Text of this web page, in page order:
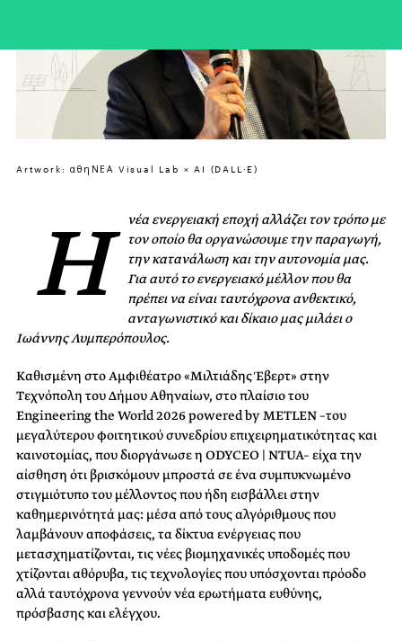
Artwork: αθηΝΕΑ Visual Lab × AI (DALL·E)
Η
νέα ενεργειακή εποχή αλλάζει τον τρόπο με
τον οποίο θα οργανώσουμε την παραγωγή,
την κατανάλωση και την αυτονομία μας.
Για αυτό το ενεργειακό μέλλον που θα
πρέπει να είναι ταυτόχρονα ανθεκτικό,
ανταγωνιστικό και δίκαιο μας μιλάει ο
Ιωάννης Λυμπερόπουλος.
Καθισμένη στο Αμφιθέατρο «Μιλτιάδης Έβερτ» στην
Τεχνόπολη του Δήμου Αθηναίων, στο πλαίσιο του
Engineering the World 2026 powered by METLEN –του
μεγαλύτερου φοιτητικού συνεδρίου επιχειρηματικότητας και
καινοτομίας, που διοργάνωσε η ODYCEO | NTUA– είχα την
αίσθηση ότι βρισκόμουν μπροστά σε ένα συμπυκνωμένο
στιγμιότυπο του μέλλοντος που ήδη εισβάλλει στην
καθημερινότητά μας: μέσα από τους αλγόριθμους που
λαμβάνουν αποφάσεις, τα δίκτυα ενέργειας που
μετασχηματίζονται, τις νέες βιομηχανικές υποδομές που
χτίζονται αθόρυβα, τις τεχνολογίες που υπόσχονται πρόοδο
αλλά ταυτόχρονα γεννούν νέα ερωτήματα ευθύνης,
πρόσβασης και ελέγχου.